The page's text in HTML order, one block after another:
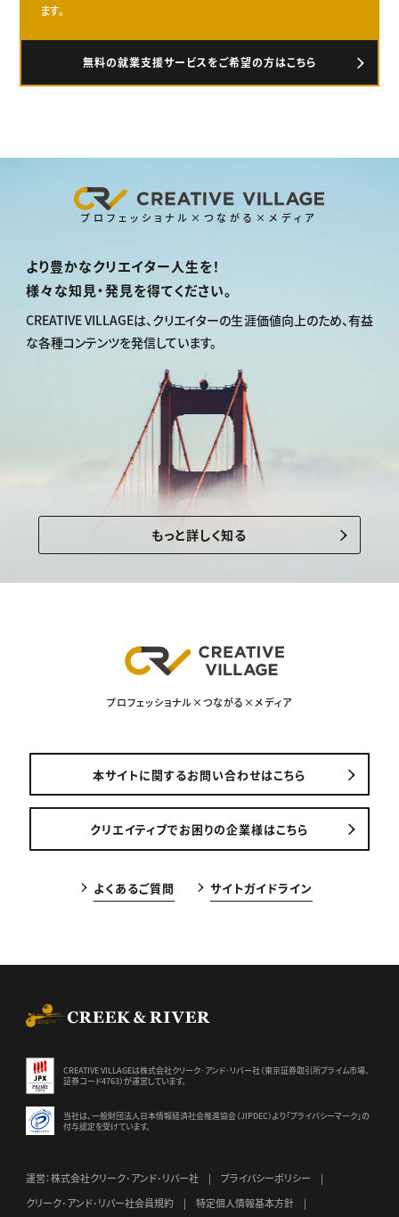
ます。
無料の就業支援サービスをご希望の方はこちら
プロフェッショナル×つながる×メディア
より豊かなクリエイター人生を！
様々な知見・発見を得てください。
CREATIVE VILLAGEは、 クリエイターの生涯価値向上のため、有益
な各種コンテンツを発信しています。
もっと詳しく知る
プロフェッショナル×つながる×メディア
本サイトに関するお問い合わせはこちら
クリエイティブでお困りの企業様はこちら
よくあるご質問 サイトガイドライン
CREATIVE VILLAGEは株式会社クリーク･アンド･リバー社（東京証券取引所プライム市場、
証券コード4763）が運営しています。
当社は、一般財団法人日本情報経済社会推進協会（JIPDEC）より 「プライバシーマーク」の
付与認定を受けています。
運営：株式会社クリーク･アンド･リバー社
プライバシーポリシー
クリーク･アンド･リバー社会員規約
特定個人情報基本方針